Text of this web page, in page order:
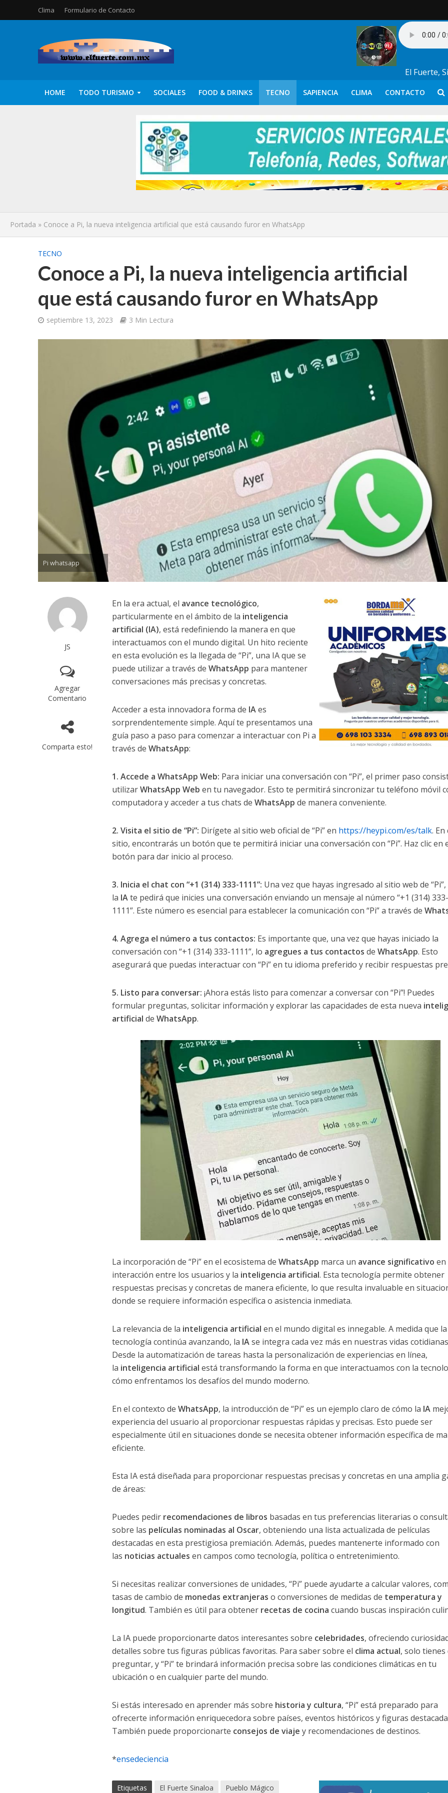
Clima Formulario de Contacto
El Fuerte,
HOME TODO TURISMO SOCIALES FOOD & DRINKS TECNO SAPIENCIA CLIMA CONTACTO
Portada » Conoce a Pi, la nueva inteligencia artificial que está causando furor en WhatsApp
TECNO
Conoce a Pi, la nueva inteligencia artificial
que está causando furor en WhatsApp
septiembre 13, 2023 3 Min Lectura
Pi whatsapp
JS
Agregar
Comentario
Comparta esto!
En la era actual, el avance tecnológico,
particularmente en el ámbito de la inteligencia
artificial (IA), está redefiniendo la manera en que
interactuamos con el mundo digital. Un hito reciente
en esta evolución es la llegada de “Pi”, una IA que se
puede utilizar a través deWhatsApp para mantener
conversaciones más precisas y concretas.
Acceder a esta innovadora forma de IAes
sorprendentemente simple. Aquí te presentamos una
guía paso a paso para comenzar a interactuar con Pi a
través deWhatsApp:
1. Accede a WhatsApp Web: Para iniciar una conversación con “Pi”, el primer paso
utilizarWhatsApp Web en tu navegador. Esto te permitirá sincronizar tu teléfono móvil
computadora y acceder a tus chats deWhatsApp de manera conveniente.
2. Visita el sitio de “Pi”: Dirígete al sitio web oficial de “Pi” en https://heypi.com/es/talk. En
sitio, encontrarás un botón que te permitirá iniciar una conversación con “Pi”. Haz clic en
botón para dar inicio al proceso.
3. Inicia el chat con “+1 (314) 333-1111”: Una vez que hayas ingresado al sitio web de “Pi”,
la IAte pedirá que inicies una conversación enviando un mensaje al número “+1 (314) 333-
1111”. Este número es esencial para establecer la comunicación con “Pi” a través de
4. Agrega el número a tus contactos: Es importante que, una vez que hayas iniciado la
conversación con “+1 (314) 333-1111”, lo agregues a tus contactos deWhatsApp. Esto
asegurará que puedas interactuar con “Pi” en tu idioma preferido y recibir respuestas
5. Listo para conversar: ¡Ahora estás listo para comenzar a conversar con “Pi”! Puedes
formular preguntas, solicitar información y explorar las capacidades de esta nueva
artificial deWhatsApp.
La incorporación de “Pi” en el ecosistema deWhatsApp marca un avance significativo en
interacción entre los usuarios y la inteligencia artificial. Esta tecnología permite obtener
respuestas precisas y concretas de manera eficiente, lo que resulta invaluable en
donde se requiere información específica o asistencia inmediata.
La relevancia de la inteligencia artificial en el mundo digital es innegable. A medida que la
tecnología continúa avanzando, la IAse integra cada vez más en nuestras vidas
Desde la automatización de tareas hasta la personalización de experiencias en línea,
la inteligencia artificial está transformando la forma en que interactuamos con la
cómo enfrentamos los desafíos del mundo moderno.
En el contexto deWhatsApp, la introducción de “Pi” es un ejemplo claro de cómo la IA
experiencia del usuario al proporcionar respuestas rápidas y precisas. Esto puede ser
especialmente útil en situaciones donde se necesita obtener información específica de
eficiente.
Esta IA está diseñada para proporcionar respuestas precisas y concretas en una amplia
de áreas:
Puedes pedir recomendaciones de libros basadas en tus preferencias literarias o
sobre las películas nominadas al Oscar, obteniendo una lista actualizada de películas
destacadas en esta prestigiosa premiación. Además, puedes mantenerte informado con
las noticias actuales en campos como tecnología, política o entretenimiento.
Si necesitas realizar conversiones de unidades, “Pi” puede ayudarte a calcular valores,
tasas de cambio de monedas extranjeras o conversiones de medidas de temperatura y
longitud. También es útil para obtener recetas de cocina cuando buscas inspiración
La IA puede proporcionarte datos interesantes sobre celebridades, ofreciendo
detalles sobre tus figuras públicas favoritas. Para saber sobre el clima actual, solo tienes
preguntar, y “Pi” te brindará información precisa sobre las condiciones climáticas en tu
ubicación o en cualquier parte del mundo.
Si estás interesado en aprender más sobre historia y cultura, “Pi” está preparado para
ofrecerte información enriquecedora sobre países, eventos históricos y figuras
También puede proporcionarte consejos de viaje y recomendaciones de destinos.
*ensedeciencia
Etiquetas El Fuerte Sinaloa Pueblo Mágico